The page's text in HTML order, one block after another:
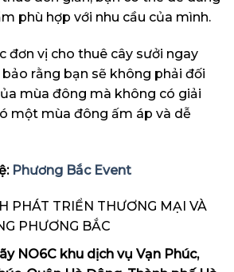
phù hợp với nhu cầu của mình.
đơn vị cho thuê cây sưởi ngay
rằng bạn sẽ không phải đối
mùa đông mà không có giải
một mùa đông ấm áp và dễ
Phương Bắc Event
PHÁT TRIỂN THƯƠNG MẠI VÀ
PHƯƠNG BẮC
NO6C khu dịch vụ Vạn Phúc,